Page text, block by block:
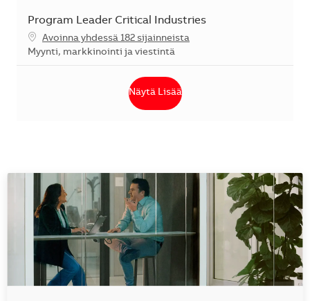
Program Leader Critical Industries
Avoinna yhdessä 182 sijainneista
Kategoria
Myynti, markkinointi ja viestintä
Näytä Lisää